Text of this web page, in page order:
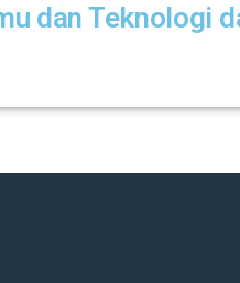
dan Teknologi